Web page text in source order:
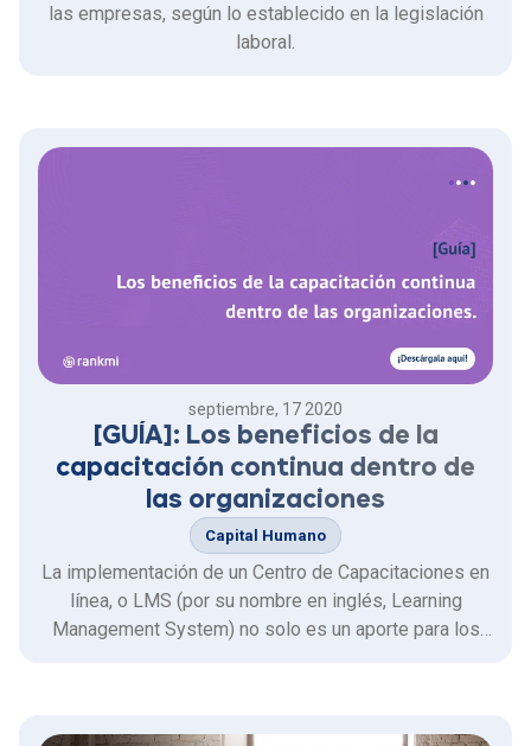
las empresas, según lo establecido en la legislación
laboral.
septiembre, 17 2020
[GUÍA]: Los beneficios de la
capacitación continua dentro de
las organizaciones
Capital Humano
La implementación de un Centro de Capacitaciones en
línea, o LMS (por su nombre en inglés, Learning
Management System) no solo es un aporte para los